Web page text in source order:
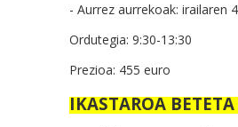
- Aurrez aurrekoak: irailaren
Ordutegia: 9:30-13:30
Prezioa: 455 euro
IKASTAROA